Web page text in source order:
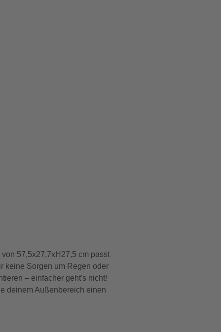
57,5x27,7xH27,5 cm passt
keine Sorgen um Regen oder
– einfacher geht's nicht!
deinem Außenbereich einen